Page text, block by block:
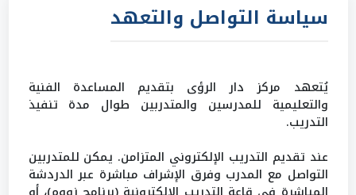
سياسة التواصل والتعهد
يُتعهد مركز دار الرؤى بتقديم المساعدة الفنية
والتعليمية للمدرسين والمتدربين طوال مدة تنفيذ
التدريب.
عند تقديم التدريب الإلكتروني المتزامن. يمكن للمتدربين
التواصل مع المدرب وفرق الإشراف مباشرة عبر الدردشة